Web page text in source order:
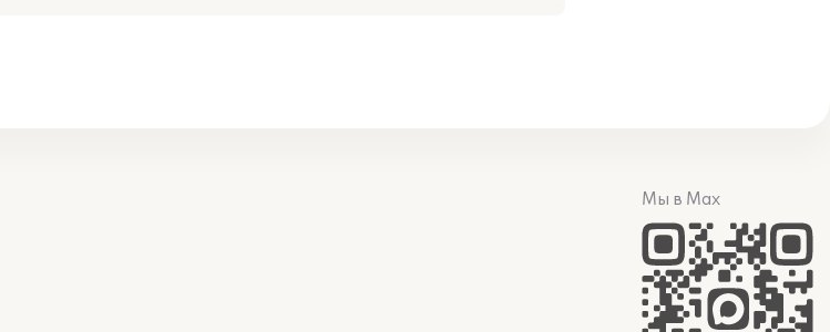
Мы в Max